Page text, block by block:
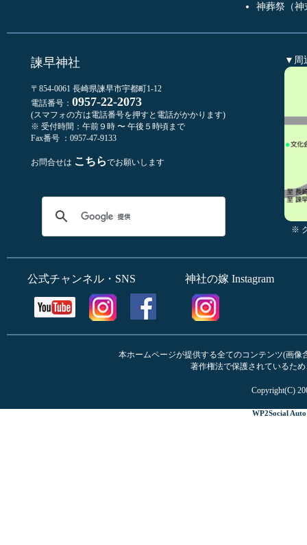
神葬祭（神
諫早神社
〒854-0061 長崎県諫早市宇都町1-12
電話番号： 0957-22-2073
(スマフォの方は電話番号を押すと電話がかかります)
※ 受付時間：午前９時 〜 午後５時頃まで
Fax番号 ：0957-47-9133
お問合せは こちらでお願いします
▼周
※
公式チャンネル・SNS 神社の嫁 Instagram
本ホームページが提供する全てのコンテンツ(画
著作権法で保護されているた
Copyright(C)
WP2Social